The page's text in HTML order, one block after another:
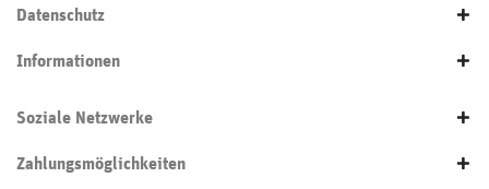
Datenschutz
Informationen
Soziale Netzwerke
Zahlungsmöglichkeiten